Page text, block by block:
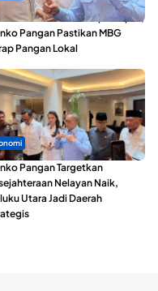
di Maluku Utara Dipercepat,
Pangan Pastikan MBG
Pangan Lokal
Pangan Targetkan
Nelayan Naik,
Utara Jadi Daerah